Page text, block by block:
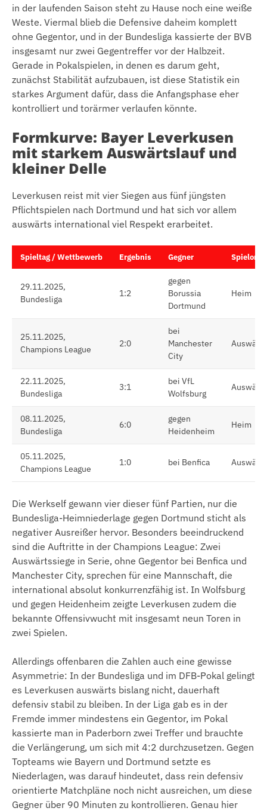
in der laufenden Saison steht zu Hause noch eine weiße
Weste. Viermal blieb die Defensive daheim komplett
ohne Gegentor, und in der Bundesliga kassierte der BVB
insgesamt nur zwei Gegentreffer vor der Halbzeit.
Gerade in Pokalspielen, in denen es darum geht,
zunächst Stabilität aufzubauen, ist diese Statistik ein
starkes Argument dafür, dass die Anfangsphase eher
kontrolliert und torärmer verlaufen könnte.
Formkurve: Bayer Leverkusen
mit starkem Auswärtslauf und
kleiner Delle
Leverkusen reist mit vier Siegen aus fünf jüngsten
Pflichtspielen nach Dortmund und hat sich vor allem
auswärts international viel Respekt erarbeitet.
Spieltag / Wettbewerb Ergebnis Gegner Spielort
29.11.2025,
Bundesliga
1:2
gegen
Borussia
Dortmund
Heim
25.11.2025,
Champions League
2:0
bei
Manchester
City
Auswärts
22.11.2025,
Bundesliga
3:1
bei VfL
Wolfsburg
Auswärts
08.11.2025,
Bundesliga
6:0
gegen
Heidenheim
Heim
05.11.2025,
Champions League
1:0 bei Benfica Auswärts
Die Werkself gewann vier dieser fünf Partien, nur die
Bundesliga-Heimniederlage gegen Dortmund sticht als
negativer Ausreißer hervor. Besonders beeindruckend
sind die Auftritte in der Champions League: Zwei
Auswärtssiege in Serie, ohne Gegentor bei Benfica und
Manchester City, sprechen für eine Mannschaft, die
international absolut konkurrenzfähig ist. In Wolfsburg
und gegen Heidenheim zeigte Leverkusen zudem die
bekannte Offensivwucht mit insgesamt neun Toren in
zwei Spielen.
Allerdings offenbaren die Zahlen auch eine gewisse
Asymmetrie: In der Bundesliga und im DFB-Pokal gelingt
es Leverkusen auswärts bislang nicht, dauerhaft
defensiv stabil zu bleiben. In der Liga gab es in der
Fremde immer mindestens ein Gegentor, im Pokal
kassierte man in Paderborn zwei Treffer und brauchte
die Verlängerung, um sich mit 4:2 durchzusetzen. Gegen
Topteams wie Bayern und Dortmund setzte es
Niederlagen, was darauf hindeutet, dass rein defensiv
orientierte Matchpläne noch nicht ausreichen, um diese
Gegner über 90 Minuten zu kontrollieren. Genau hier